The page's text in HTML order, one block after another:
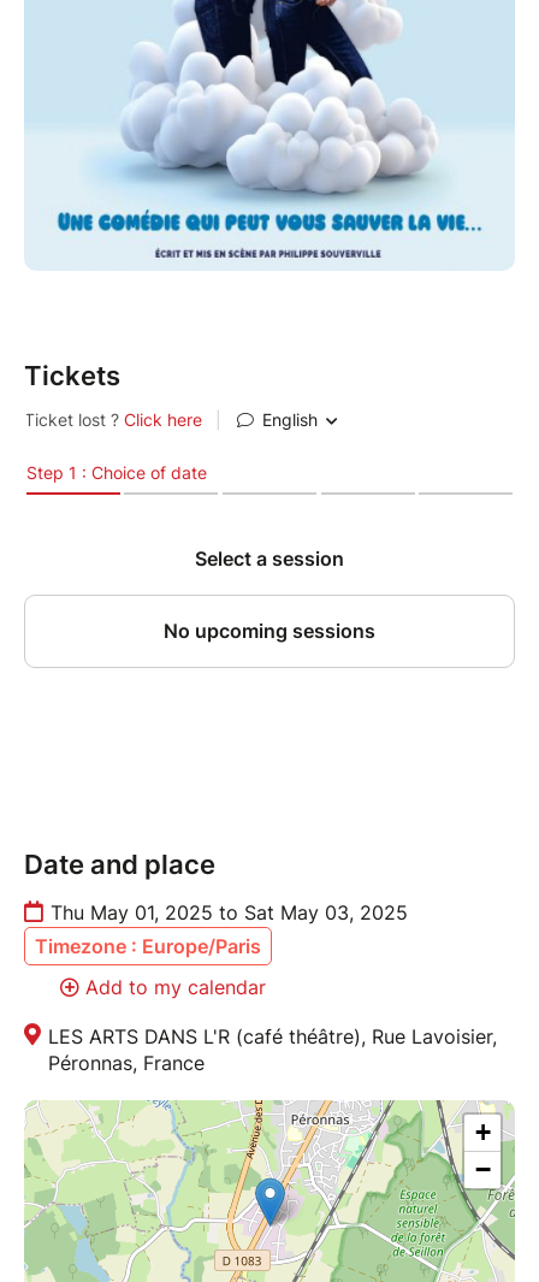
Tickets
Date and place
Thu May 01, 2025 to Sat May 03, 2025
Timezone : Europe/Paris
Add to my calendar
LES ARTS DANS L'R (café théâtre), Rue Lavoisier,
Péronnas, France
+
−